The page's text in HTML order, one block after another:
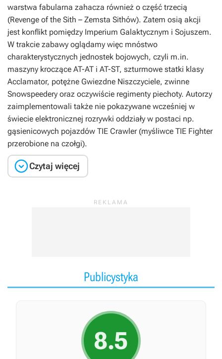
warstwa fabularna zahacza również o część trzecią
(Revenge of the Sith – Zemsta Sithów). Zatem osią akcji
jest konflikt pomiędzy Imperium Galaktycznym i Sojuszem.
W trakcie zabawy oglądamy więc mnóstwo
charakterystycznych jednostek bojowych, czyli m.in.
maszyny kroczące AT-AT i AT-ST, szturmowe statki klasy
Acclamator, potężne Gwiezdne Niszczyciele, zwinne
Snowspeedery oraz oczywiście regimenty piechoty. Autorzy
zaimplementowali także nie pokazywane wcześniej w
świecie elektronicznej rozrywki oddziały w postaci np.
gąsienicowych pojazdów TIE Crawler (myśliwce TIE Fighter
przerobione na czołgi).
Czytaj więcej
Publicystyka
8.5